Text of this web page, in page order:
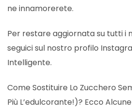
ne innamorerete.
Per restare aggiornata su tutti i
seguici sul nostro profilo
Intelligente.
Come Sostituire Lo Zucchero
Più L’edulcorante!)? Ecco